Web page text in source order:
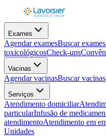
Exames
Agendar examesBuscar exames
toxicológicosCheck-ups
Vacinas
Agendar vacinasBuscar vacinas
Serviços
Atendimento domiciliar
particularInfusão de
atendimentoAtendimento em
Unidades